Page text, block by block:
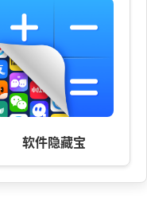
软件隐藏宝